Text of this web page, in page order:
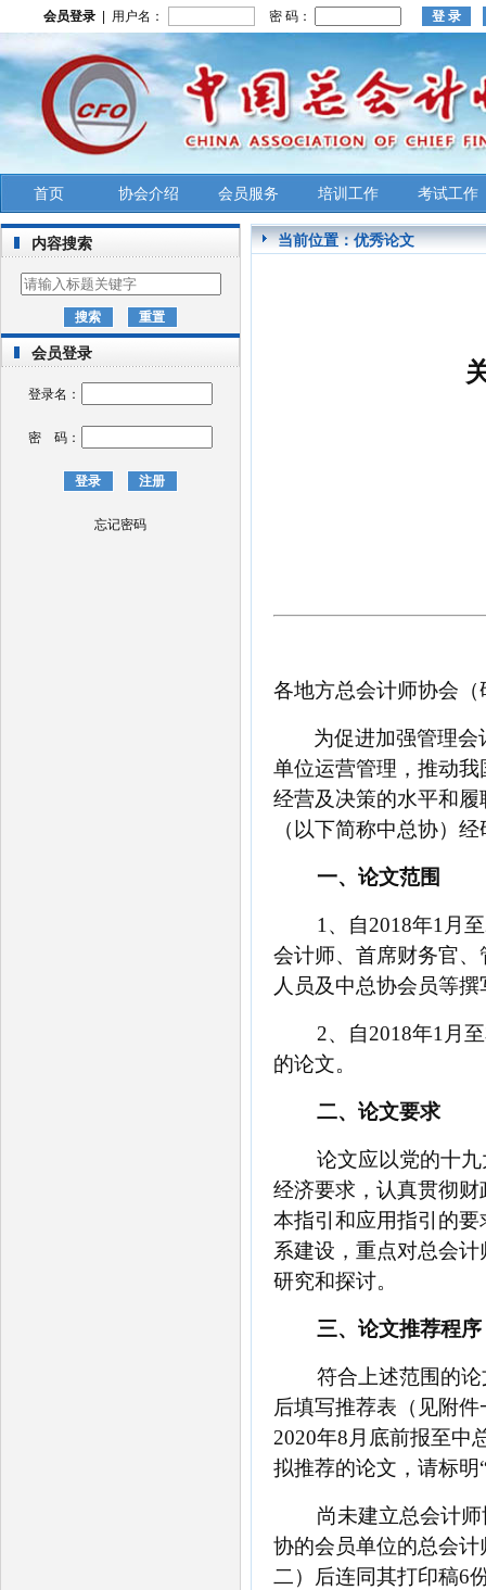
会员登录 | 用户名： 密 码：
首页 协会介绍 会员服务 培训工作 考试工作
内容搜索
会员登录
登录名：
密 码：
忘记密码
当前位置：优秀论文
各地方总会计师协会
为促进加强管理会
单位运营管理， 推动我
经营及决策的水平和
（以下简称中总协）
一、论文范围
1、自2018年1月
会计师、首席财务官
人员及中总协会员等
2、自2018年1月
的论文。
二、论文要求
论文应以党的十
经济要求，认真贯彻
本指引和应用指引的要
系建设，重点对总会
研究和探讨。
三、论文推荐程序
符合上述范围的
后填写推荐表（见附
2020年8月底前报至中
拟推荐的论文，请标明
尚未建立总会计
协的会员单位的总会
二）后连同其打印稿6